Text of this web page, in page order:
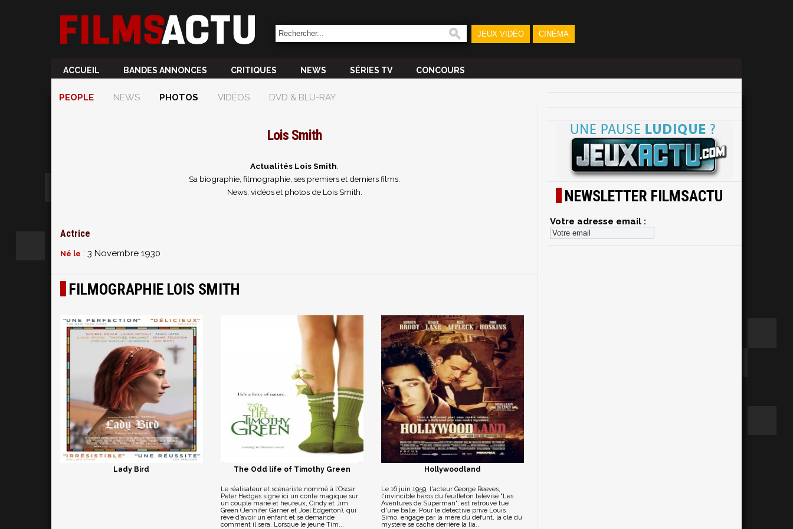
JEUX VIDÉO CINÉMA
ACCUEIL BANDES ANNONCES CRITIQUES NEWS SÉRIES TV CONCOURS
PEOPLE NEWS PHOTOS VIDÉOS DVD & BLU-RAY
Lois Smith
Actualités Lois Smith
Sa biographie, filmographie, ses premiers et derniers films.
News, vidéos et photos de Lois Smith.
Actrice
Né le : 3 Novembre 1930
FILMOGRAPHIE LOIS SMITH
Lady Bird The Odd life of Timothy Green
Le réalisateur et scénariste nommé à l’Oscar
Peter Hedges signe ici un conte magique sur
un couple marié et heureux, Cindy et Jim
Green (Jennifer Garner et Joel Edgerton), qui
rêve d’avoir un enfant et se demande
comment il sera. Lorsque le jeune Tim...
Hollywoodland
Le 16 juin 1959, l'acteur George Reeves,
l'invincible héros du feuilleton télévisé "Les
Aventures de Superman", est retrouvé tué
d'une balle. Pour le détective privé Louis
Simo, engagé par la mère du défunt, la clé du
mystère se cache derrière la lia...
NEWSLETTER FILMSACTU
Votre adresse email :